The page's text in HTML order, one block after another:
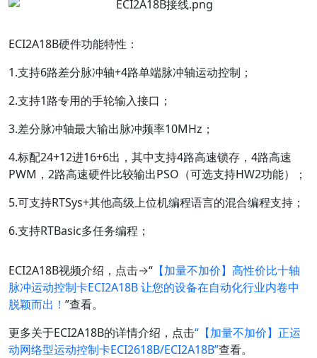
ECI2A18B硬件功能特性：
1.支持6路差分脉冲轴+4路单端脉冲轴运动控制；
2.支持1路专用的手轮输入接口；
3.差分脉冲轴最大输出脉冲频率10MHz；
4.标配24+12进16+6出，其中支持4路高速锁存，4路高速
PWM，2路高速硬件比较输出PSO（可选支持HW2功能）；
5.可支持RTSys+其他高级上位机编程语言的混合编程支持；
6.支持RTBasic多任务编程；
ECI2A18B视频介绍，点击→“ 【加量不加价】高性价比十轴
脉冲运动控制卡ECI2A18B 让您的设备在自动化行业内卷中
脱颖而出！ ”查看。
更多关于ECI2A18B的详情介绍，点击“【加量不加价】正运
动网络型运动控制卡ECI2618B/ECI2A18B”查看。